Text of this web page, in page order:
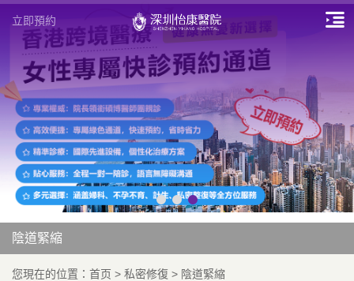
立即預約
陰道緊縮
您現在的位置： 首页 > 私密修復 > 陰道緊縮